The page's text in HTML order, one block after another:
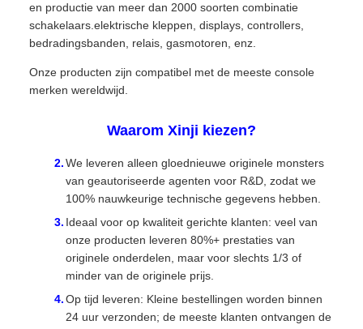
en productie van meer dan 2000 soorten combinatie
schakelaars.elektrische kleppen, displays, controllers,
bedradingsbanden, relais, gasmotoren, enz.
Onze producten zijn compatibel met de meeste console
merken wereldwijd.
Waarom Xinji kiezen?
We leveren alleen gloednieuwe originele monsters
van geautoriseerde agenten voor R&D, zodat we
100% nauwkeurige technische gegevens hebben.
Ideaal voor op kwaliteit gerichte klanten: veel van
onze producten leveren 80%+ prestaties van
originele onderdelen, maar voor slechts 1/3 of
minder van de originele prijs.
Op tijd leveren: Kleine bestellingen worden binnen
24 uur verzonden; de meeste klanten ontvangen de